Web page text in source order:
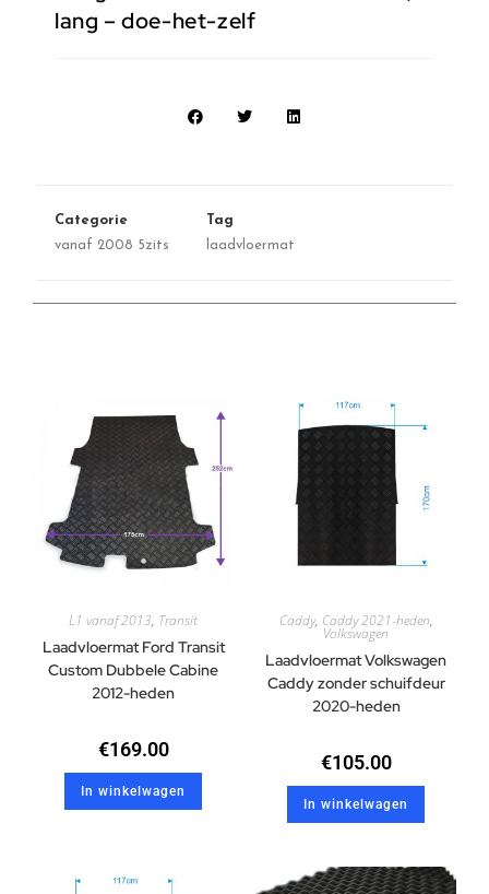
lang – doe-het-zelf
Categorie
vanaf 2008 5zits
Tag
laadvloermat
L1 vanaf 2013, Transit
Laadvloermat Ford Transit
Custom Dubbele Cabine
2012-heden
€169.00
In winkelwagen
Caddy, Caddy 2021-heden,
Volkswagen
Laadvloermat Volkswagen
Caddy zonder schuifdeur
2020-heden
€105.00
In winkelwagen